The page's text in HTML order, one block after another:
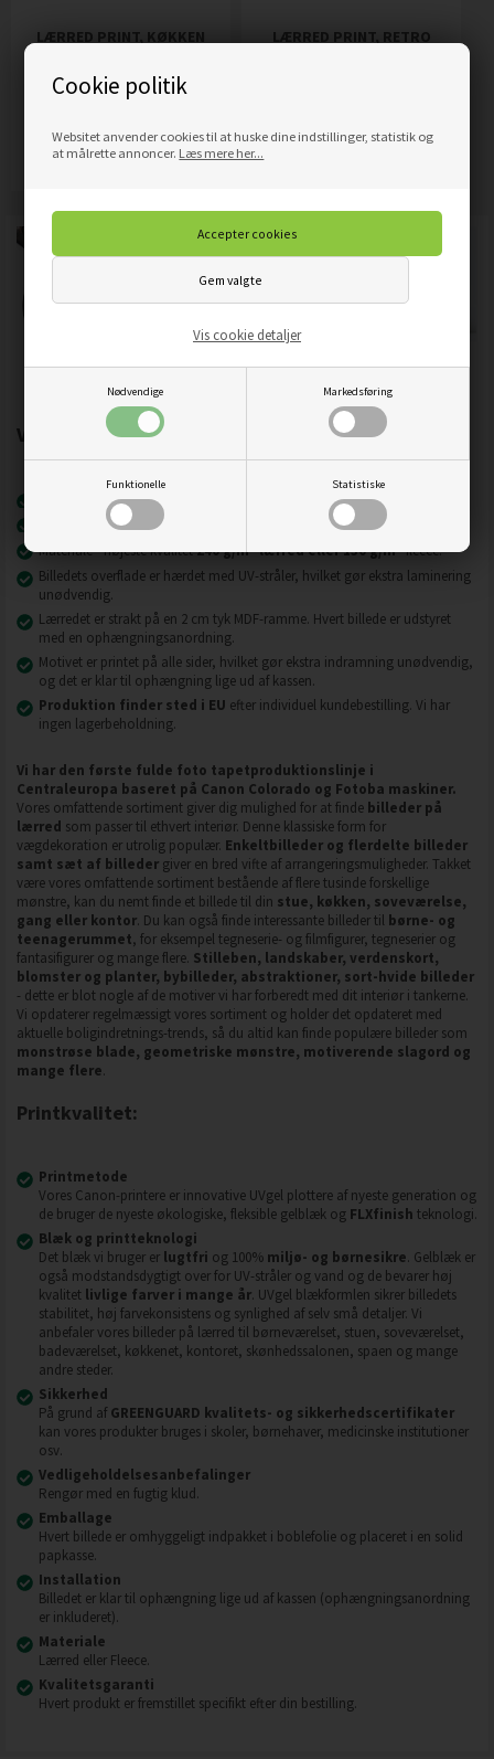
Cookie politik
Websitet anvender cookies til at huske dine indstillinger, statistik og
at målrette annoncer. Læs mere her...
Nødvendige Markedsføring
Funktionelle Statistiske
Vis cookie detaljer
LÆRRED PRINT, KØKKEN
Mere info
LÆRRED PRINT, RETRO
Vigtigste produktegenskaber:
Nyeste printteknologi
Billeder på lærred er modstandsdygtige over for slid, ridser og snavs.
Materiale - højeste kvalitet240 g/m lærred eller 130 g/m fleece.
Billedets overflade er hærdet med UV-stråler, hvilket gør ekstra laminering
unødvendig.
Lærredet er strakt på en 2 cm tyk MDF-ramme. Hvert billede er udstyret
med en ophængningsanordning.
Motivet er printet på alle sider, hvilket gør ekstra indramning unødvendig,
og det er klar til ophængning lige ud af kassen.
Produktion finder sted i EU efter individuel kundebestilling. Vi har
ingen lagerbeholdning.
Vi har den første fulde foto tapetproduktionslinje i
Centraleuropa baseret på Canon Colorado og Fotoba maskiner.
Vores omfattende sortiment giver dig mulighed for at finde billeder på
lærred som passer til ethvert interiør. Denne klassiske form for
vægdekoration er utrolig populær. Enkeltbilleder og flerdelte billeder
samt sæt af billeder giver en bred vifte af arrangeringsmuligheder. Takket
være vores omfattende sortiment bestående af flere tusinde forskellige
mønstre, kan du nemt finde et billede til din stue, køkken, soveværelse,
gang eller kontor. Du kan også finde interessante billeder til børne- og
teenagerummet, for eksempel tegneserie- og filmfigurer, tegneserier og
fantasifigurer og mange flere. Stilleben, landskaber, verdenskort,
blomster og planter, bybilleder, abstraktioner, sort-hvide billeder
- dette er blot nogle af de motiver vi har forberedt med dit interiør i tankerne.
Vi opdaterer regelmæssigt vores sortiment og holder det opdateret med
aktuelle boligindretnings-trends, så du altid kan finde populære billeder som
monstrøse blade, geometriske mønstre, motiverende slagord og
mange flere.
Printkvalitet:
Printmetode
Vores Canon-printere er innovative UVgel plottere af nyeste generation og
de bruger de nyeste økologiske, fleksible gelblæk og FLXfinish teknologi.
Blæk og printteknologi
Det blæk vi bruger er lugtfri og 100% miljø- og børnesikre. Gelblæk er
også modstandsdygtigt over for UV-stråler og vand og de bevarer høj
kvalitet livlige farver i mange år. UVgel blækformlen sikrer billedets
stabilitet, høj farvekonsistens og synlighed af selv små detaljer. Vi
anbefaler vores billeder på lærred til børneværelset, stuen, soveværelset,
badeværelset, køkkenet, kontoret, skønhedssalonen, spaen og mange
andre steder.
Sikkerhed
På grund af GREENGUARD kvalitets- og sikkerhedscertifikater
kan vores produkter bruges i skoler, børnehaver, medicinske institutioner
osv.
Vedligeholdelsesanbefalinger
Rengør med en fugtig klud.
Emballage
Hvert billede er omhyggeligt indpakket i boblefolie og placeret i en solid
papkasse.
Installation
Billedet er klar til ophængning lige ud af kassen (ophængningsanordning
er inkluderet).
Materiale
Lærred eller Fleece.
Kvalitetsgaranti
Hvert produkt er fremstillet specifikt efter din bestilling.